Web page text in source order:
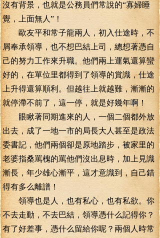
沒有背景，也就是公務員們常說的“寡婦睡
覺，上面無人”！
歐友平和常子龍兩人，初入仕途時，不
屑奉承領導，也不想巴結上司，總想著憑自
己的努力工作來升職。他們兩上運氣還算蠻
好的，在單位里都得到了領導的賞識，仕途
上升得還算順利。但越往上就越難，漸漸的
就停滯不前了，這一停，就是好幾年啊！
眼瞅著同期進來的人，一個二個都外放
出去，成了一地一市的局長大人甚至是政法
委書記，他們兩個卻是原地踏步，被家里的
老婆指桑罵槐的罵他們沒出息時，加上見識
漸長，年少雄心漸平，這才意識到，自己錯
得有多么離譜！
領導也是人，也有私心，也有私欲。你
不去走動，不去巴結，領導憑什么記得你？
有了好差事，憑什么留給你呢？兩個人時常